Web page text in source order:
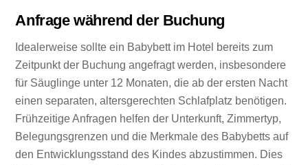
Anfrage während der Buchung
Idealerweise sollte ein Babybett im Hotel bereits zum
Zeitpunkt der Buchung angefragt werden, insbesondere
für Säuglinge unter 12 Monaten, die ab der ersten Nacht
einen separaten, altersgerechten Schlafplatz benötigen.
Frühzeitige Anfragen helfen der Unterkunft, Zimmertyp,
Belegungsgrenzen und die Merkmale des Babybetts auf
den Entwicklungsstand des Kindes abzustimmen. Dies